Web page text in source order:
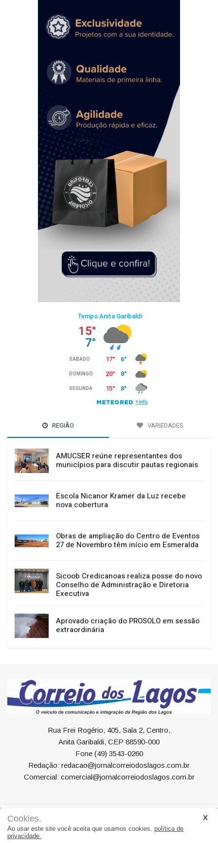
REGIÃO VARIEDADES
AMUCSER reúne representantes dos
municípios para discutir pautas regionais
Escola Nicanor Kramer da Luz recebe
nova cobertura
Obras de ampliação do Centro de Eventos
27 de Novembro têm início em Esmeralda
Sicoob Credicanoas realiza posse do novo
Conselho de Administração e Diretoria
Executiva
Aprovado criação do PROSOLO em sessão
extraordinária
Rua Frei Rogério, 405, Sala 2, Centro,
Anita Garibaldi, CEP 88590-000
Fone (49) 3543-0260
Redação: redacao@jornalcorreiodoslagos.com.br
Comercial: comercial@jornalcorreiodoslagos.com.br
Geral Política Economia Saúde
Variedades
Eventos
Cookies.
Ao usar este site você aceita que usamos cookies. política de
privacidade.